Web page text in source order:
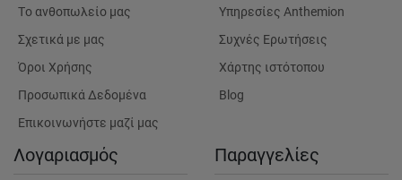
Tο ανθοπωλείο μας
Σχετικά με μας
Όροι Χρήσης
Προσωπικά Δεδομένα
Επικοινωνήστε μαζί μας
Υπηρεσίες Anthemion
Συχνές Ερωτήσεις
Χάρτης ιστότοπου
Blog
Λογαριασμός Παραγγελίες